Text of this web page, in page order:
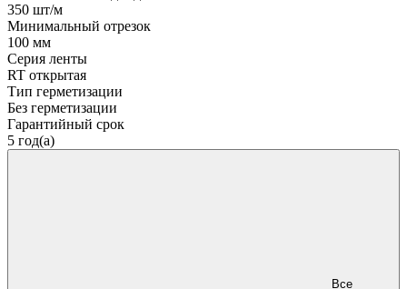
350 шт/м
Минимальный отрезок
100 мм
Серия ленты
RT открытая
Тип герметизации
Без герметизации
Гарантийный срок
5 год(а)